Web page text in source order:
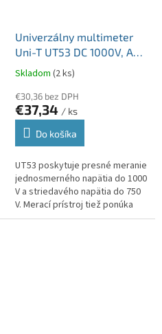
Univerzálny multimeter
Uni-T UT53 DC 1000V, AC
750V plus meranie teploty
MIE0016
Skladom (2 ks)
€30,36 bez DPH
€37,34 / ks
Do košíka
UT53 poskytuje presné meranie
jednosmerného napätia do 1000
V a striedavého napätia do 750
V. Merací prístroj tiež ponúka
možnosť merať jednosmerný